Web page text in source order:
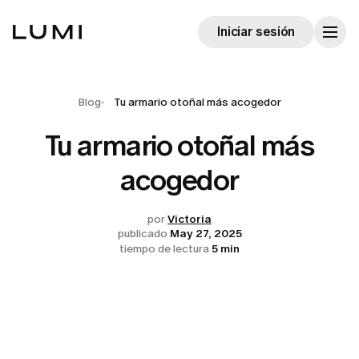
Iniciar sesión
Blog Tu armario otoñal más acogedor
Tu armario otoñal más
acogedor
porVictoria
publicado May 27, 2025
tiempo de lectura5 min